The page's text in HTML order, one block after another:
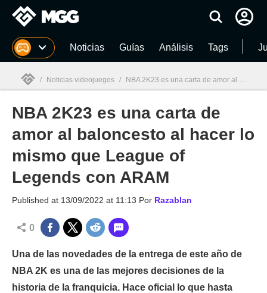
MGG Noticias Guías Análisis Tags
MGG
/ Noticias videojuegos / NBA 2K23 es una carta de amor al baloncesto al hacer lo mismo que League of Legends con ARAM
NBA 2K23 es una carta de
amor al baloncesto al hacer lo
mismo que League of
Legends con ARAM
Published at 13/09/2022 at 11:13 Por Razablan
0
Una de las novedades de la entrega de este año de
NBA 2K es una de las mejores decisiones de la
historia de la franquicia. Hace oficial lo que hasta